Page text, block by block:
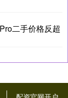
二手价格反超